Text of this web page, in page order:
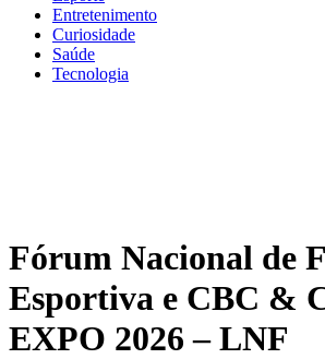
Entretenimento
Curiosidade
Saúde
Tecnologia
Fórum Nacional de
Esportiva e CBC &
EXPO 2026 – LNF